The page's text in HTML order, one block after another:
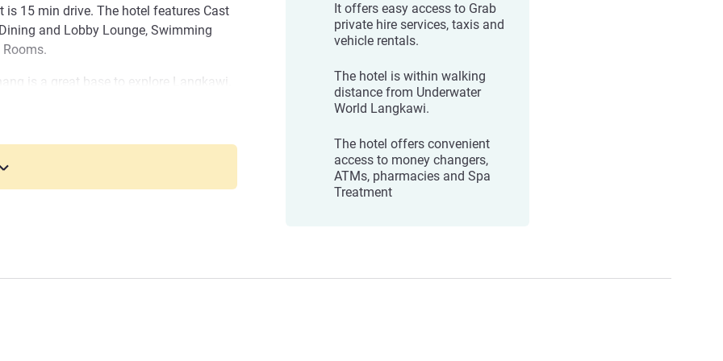
15 min drive. The hotel features Cast
and Lobby Lounge, Swimming
is a great base to explore Langkawi.
wishes you a memorable stay. We
contemporary rooms that have a
It offers easy access to Grab
private hire services, taxis and
vehicle rentals.
The hotel is within walking
distance from Underwater
World Langkawi.
The hotel offers convenient
access to money changers,
ATMs, pharmacies and Spa
Treatment